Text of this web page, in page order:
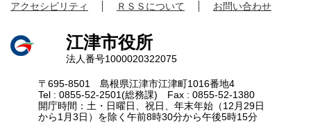
アクセシビリティ
ＲＳＳについて お問い合わせ
江津市役所
法人番号1000020322075
〒695-8501 島根県江津市江津町1016番地4
Tel : 0855-52-2501(総務課) Fax : 0855-52-1380
開庁時間：土・日曜日、祝日、年末年始（12月29日
から1月3日）を除く午前8時30分から午後5時15分